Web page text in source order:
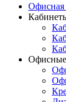
Офисная
Офисные